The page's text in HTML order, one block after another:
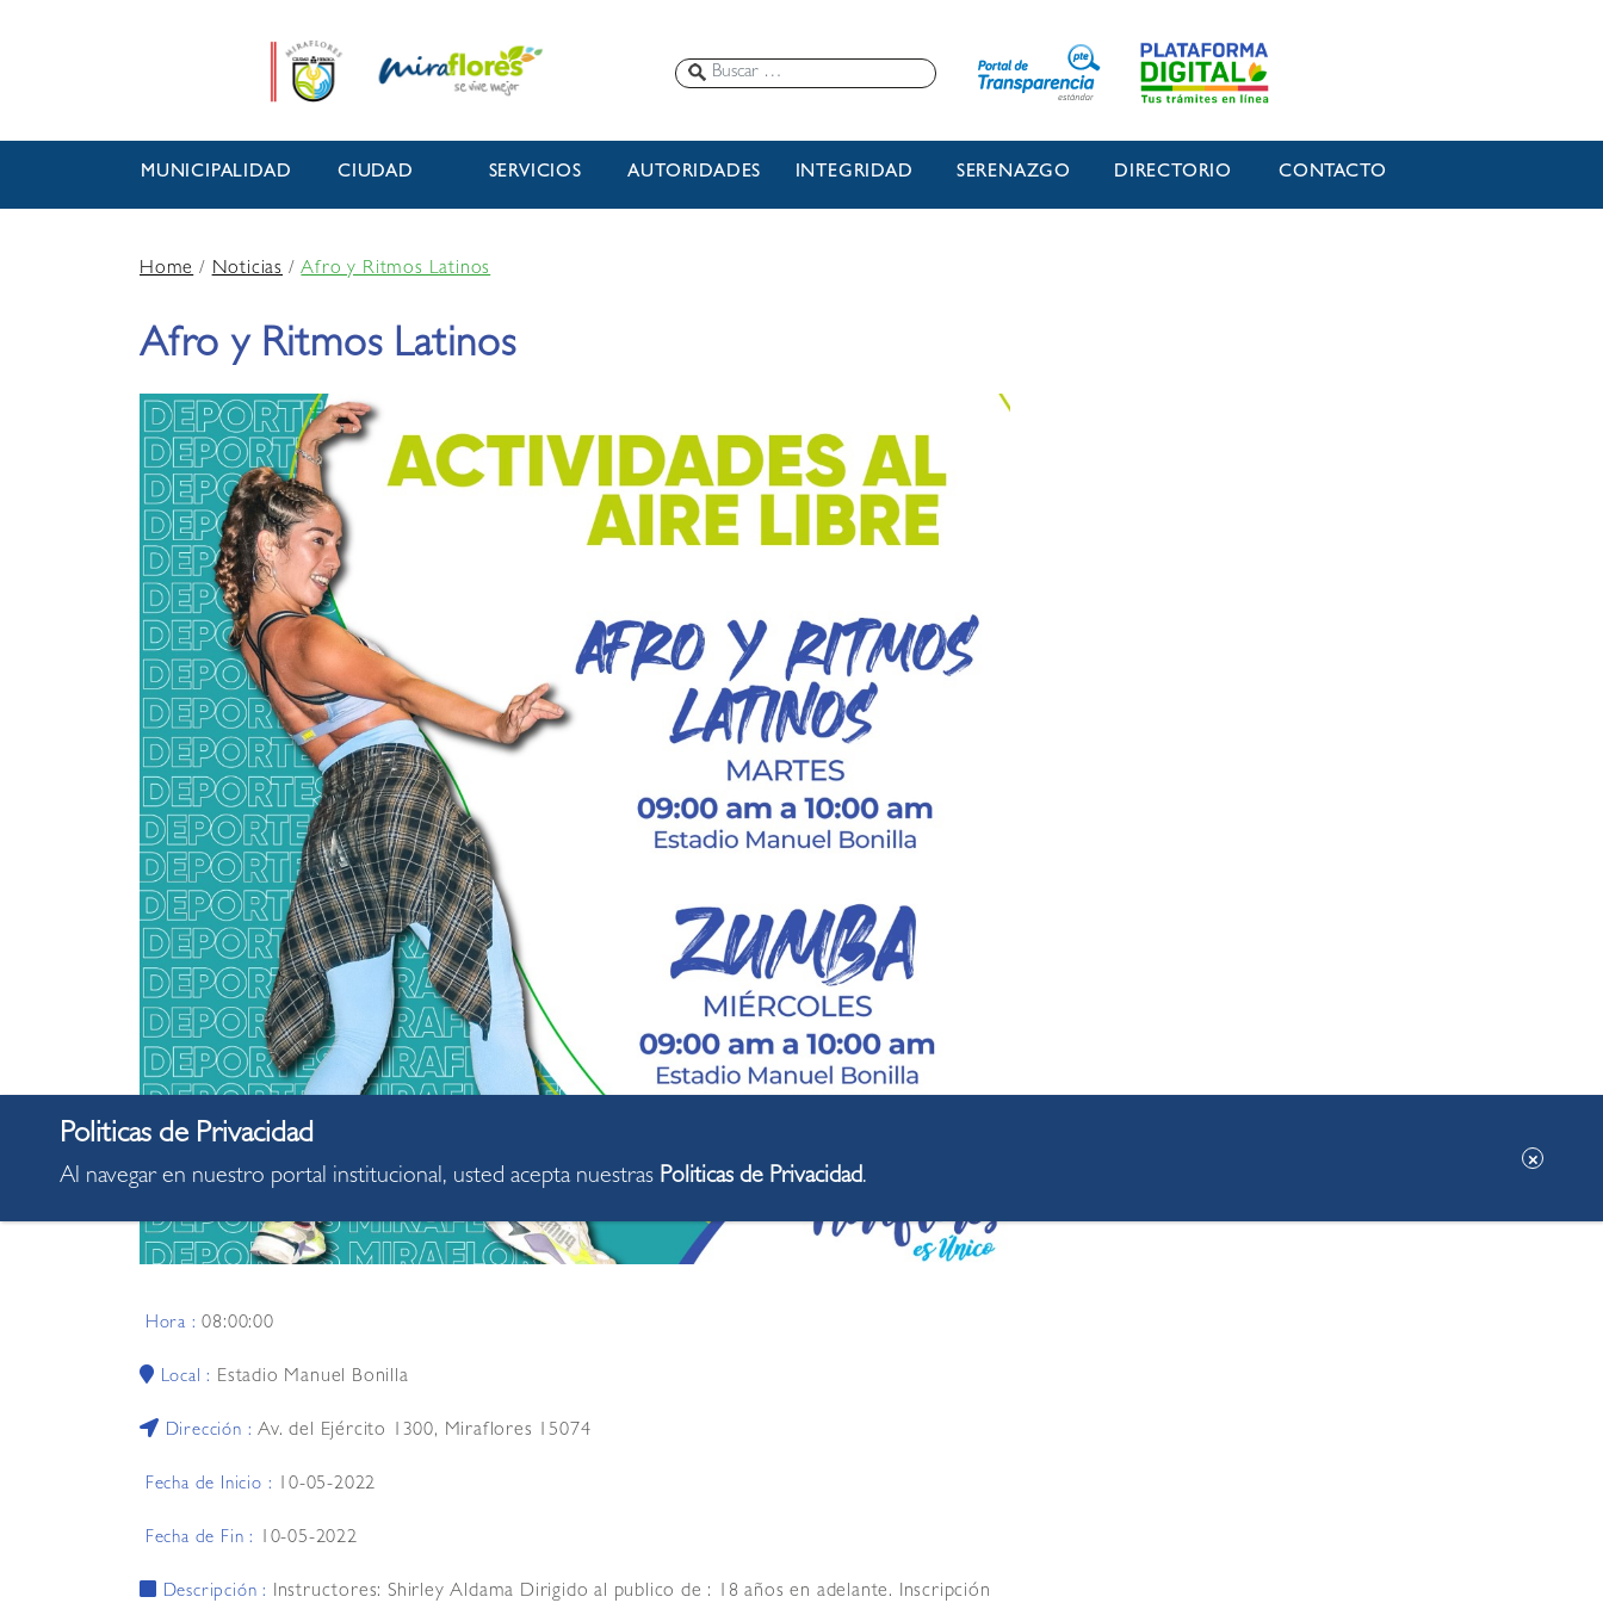
MUNICIPALIDAD CIUDAD SERVICIOS AUTORIDADES INTEGRIDAD SERENAZGO DIRECTORIO CONTACTO
Home/Noticias /Afro y Ritmos Latinos
Afro y Ritmos Latinos
Hora :08:00:00
Local : Estadio Manuel Bonilla
Dirección :Av. del Ejército 1300, Miraflores 15074
Fecha de Inicio : 10-05-2022
Fecha de Fin : 10-05-2022
Descripción : Instructores: Shirley Aldama Dirigido al publico de : 18 años en adelante. Inscripción
Al navegar en nuestro portal institucional, usted acepta nuestras Politicas de Privacidad.